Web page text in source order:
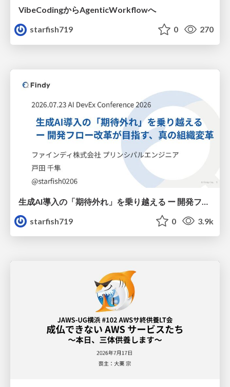
VibeCodingからAgenticWorkflowへ
starfish719
0 270
starfish719
0 3.9k